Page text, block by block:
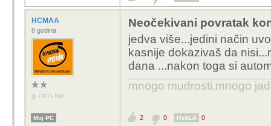
HCMAA
8 godina
OFFLINE
Neočekivani povratak
jedva više...jedini način
kasnije dokazivaš da
dana ...nakon toga si
mnogo mudrosti,mnogo
Moj PC 2 0 HVALA 0